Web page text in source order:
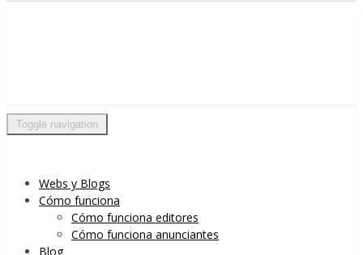
Menu
Skip to content
Toggle navigation
Webs y Blogs
Cómo funciona
Cómo funciona editores
Cómo funciona anunciantes
Blog